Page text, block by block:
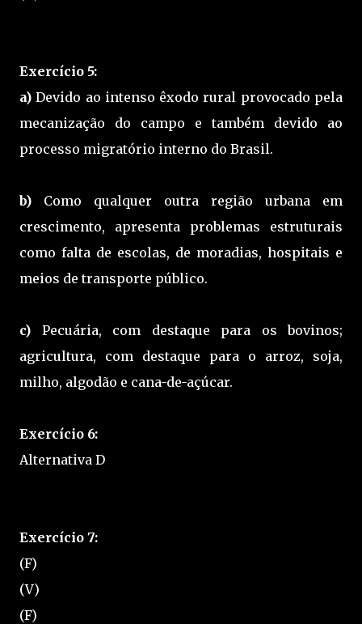
Exercício 5:
a) Devido ao intenso êxodo rural provocado pela
mecanização do campo e também devido ao
processo migratório interno do Brasil.
b) Como qualquer outra região urbana em
crescimento, apresenta problemas estruturais
como falta de escolas, de moradias, hospitais e
meios de transporte público.
c) Pecuária, com destaque para os bovinos;
agricultura, com destaque para o arroz, soja,
milho, algodão e cana-de-açúcar.
Exercício 6:
Alternativa D
Exercício 7:
(F)
(V)
(F)